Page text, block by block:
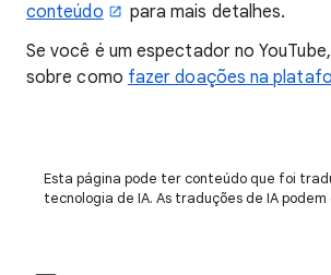
conteúdo
para mais detalhes.
Se você é um espectador no
sobre como fazer doações na
Esta página pode ter conteúdo que foi
tecnologia de IA. As traduções de IA